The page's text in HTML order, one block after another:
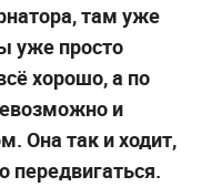
там уже
уже просто
хорошо, а по
и
Она так и ходит,
передвигаться.